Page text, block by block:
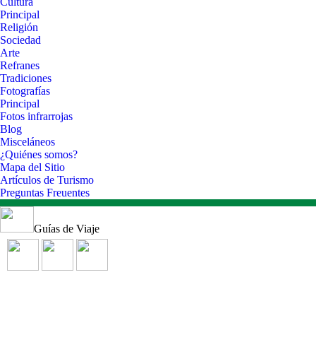
Principal
Religión
Sociedad
Arte
Refranes
Tradiciones
Fotografías
Principal
Fotos infrarrojas
Blog
Misceláneos
¿Quiénes somos?
Mapa del Sitio
Artículos de Turismo
Preguntas Freuentes
Guías de Viaje